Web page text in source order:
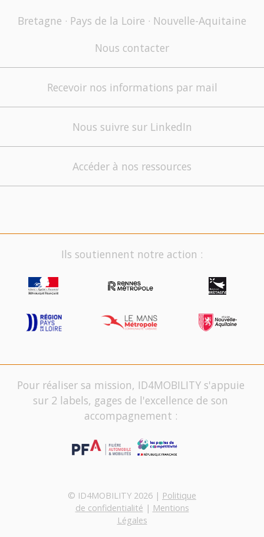
Bretagne · Pays de la Loire · Nouvelle-Aquitaine
Nous contacter
Recevoir nos informations par mail
Nous suivre sur LinkedIn
Accéder à nos ressources
Ils soutiennent notre action :
Pour réaliser sa mission, ID4MOBILITY s'appuie
sur 2 labels, gages de l'excellence de son
accompagnement :
© ID4MOBILITY 2026 | Politique
de confidentialité | Mentions
Légales